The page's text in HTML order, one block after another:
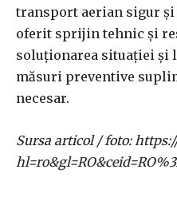
transport aerian sigur și
oferit sprijin tehnic și
soluționarea situației și
măsuri preventive
necesar.
Sursa articol / foto: